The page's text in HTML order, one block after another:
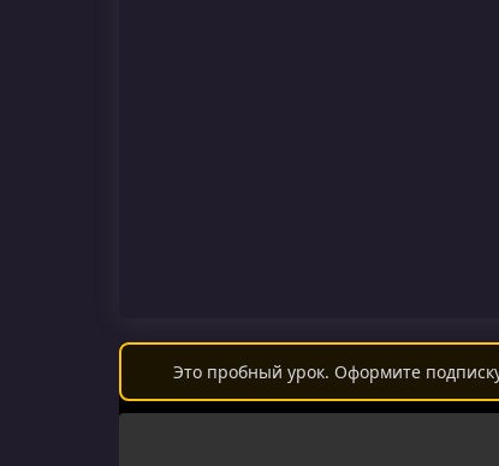
Это пробный урок. Оформите